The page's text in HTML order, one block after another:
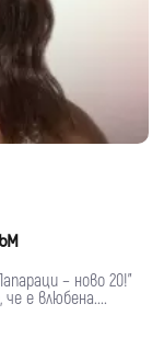
– ново 20!"
е влюбена....